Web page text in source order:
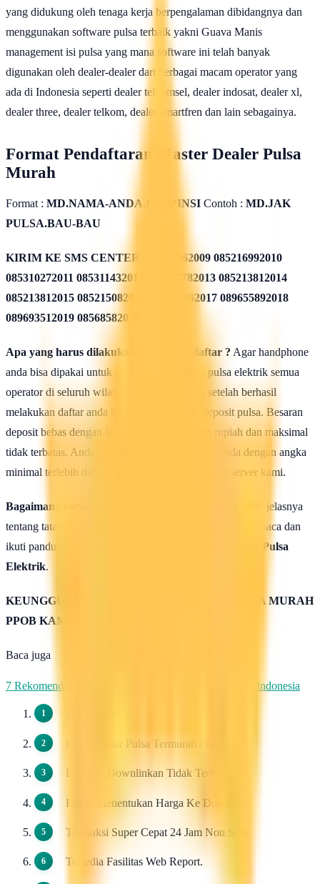
yang didukung oleh tenaga kerja berpengalaman dibidangnya dan
menggunakan software pulsa terbaik yakni Guava Manis
management isi pulsa yang mana software ini telah banyak
digunakan oleh dealer-dealer dari berbagai macam operator yang
ada di Indonesia seperti dealer telkomsel, dealer indosat, dealer xl,
dealer three, dealer telkom, dealer smartfren dan lain sebagainya.
Format Pendaftaran Master Dealer Pulsa
Murah
Format : MD.NAMA-ANDA.PROPINSI Contoh : MD.JAK
PULSA.BAU-BAU
KIRIM KE SMS CENTER
085311562009 085216992010
085310272011 085311432012 085213782013 085213812014
085213812015 085215082016 085819962017 089655892018
089693512019 08568582020
Apa yang harus dilakukan seusai Mendaftar ? Agar handphone
anda bisa dipakai untuk melakukan isi ulang pulsa elektrik semua
operator di seluruh wilayah Indonesia, maka setelah berhasil
melakukan daftar anda harus mengisi saldo deposit pulsa. Besaran
deposit bebas dengan ketentuan minimal 50rb rupiah dan maksimal
tidak terbatas. Anda bisa isi deposit saldo pulsa anda dengan angka
minimal terlebih dahulu untuk uji coba kehebatan server kami.
Bagaimana caranya mengisi saldo pulsa ?
Untuk lebih jelasnya
tentang tata cara isi saldo deposit pulsa ini silahkan anda baca dan
ikuti panduan yang terdapat di halaman :
Cara isi Saldo Pulsa
Elektrik.
KEUNGGULAN & KELEBIHAN SERVER PULSA MURAH
PPOB KAMI
Baca juga
7 Rekomendasi Pengirim WhatsApp Massal Terbaik di Indonesia
Harga Dasar Pulsa Termurah / Grosir.
Dapat di Downlinkan Tidak Terbatas.
Bebas Menentukan Harga Ke Downline.
Transaksi Super Cepat 24 Jam Non Stop.
Tersedia Fasilitas Web Report.